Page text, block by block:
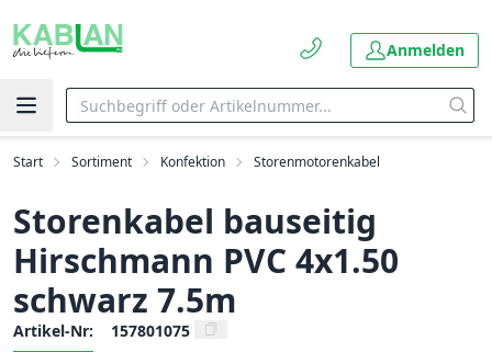
Anmelden
Start Sortiment Konfektion Storenmotorenkabel
Storenkabel bauseitig
Hirschmann PVC 4x1.50
schwarz 7.5m
Artikel-Nr: 157801075